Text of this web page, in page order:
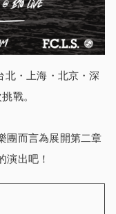
北・上海・北京・深
戰。
團而言為展開第二章
演出吧！